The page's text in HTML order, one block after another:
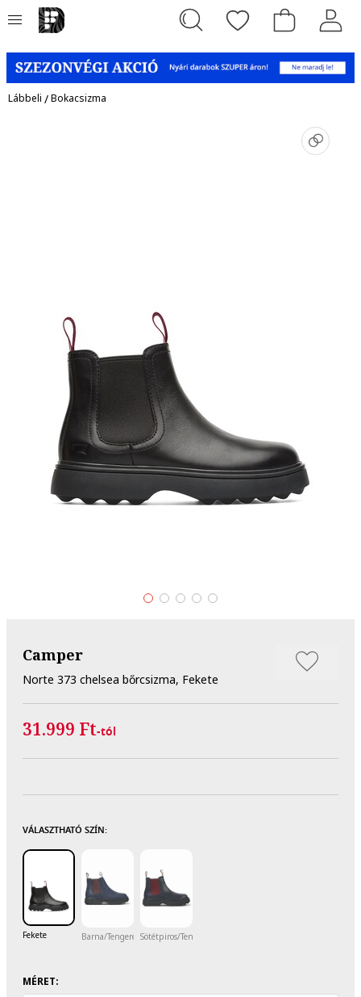
Lábbeli /Bokacsizma
Camper
Norte 373 chelsea bőrcsizma, Fekete
31.999 Ft-tól
VÁLASZTHATÓ SZÍN:
Fekete Barna/TengerészkékSötétpiros/Tengerészkék
MÉRET: